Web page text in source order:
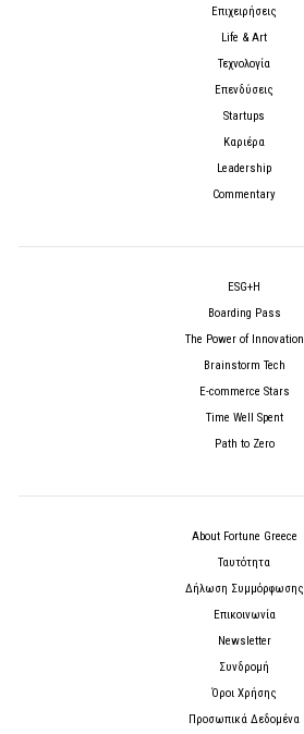
Επιχειρήσεις
Life & Art
Τεχνολογία
Επενδύσεις
Startups
Καριέρα
Leadership
Commentary
ESG+H
Boarding Pass
The Power of Innovation
Brainstorm Tech
E-commerce Stars
Time Well Spent
Path to Zero
About Fortune Greece
Ταυτότητα
Δήλωση Συμμόρφωσης
Επικοινωνία
Newsletter
Συνδρομή
Όροι Χρήσης
Προσωπικά Δεδομένα